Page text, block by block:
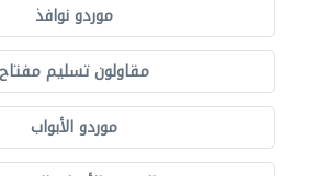
موردو نوافذ
مقاولون تسليم مفتاح
موردو الأبواب